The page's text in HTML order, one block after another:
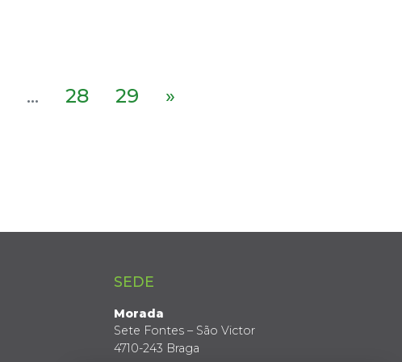
... 28 29 »
SEDE
Morada
Sete Fontes – São Victor
4710-243 Braga